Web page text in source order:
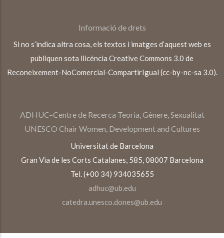
Informació de drets
Si no s’indica altra cosa, els textos i imatges d’aquest web es
publiquen sota llicència Creative Commons 3.0 de
Reconeixement-NoComercial-CompartirIgual (cc-by-nc-sa 3.0).
ADHUC–Centre de Recerca Teoria, Gènere, Sexualitat
UNESCO Chair Women, Development and Cultures
Universitat de Barcelona
Gran Via de les Corts Catalanes, 585, 08007 Barcelona
Tel. (+00 34) 934035655
adhuc@ub.edu
catedra.unesco.dones@ub.edu
TEXTOS